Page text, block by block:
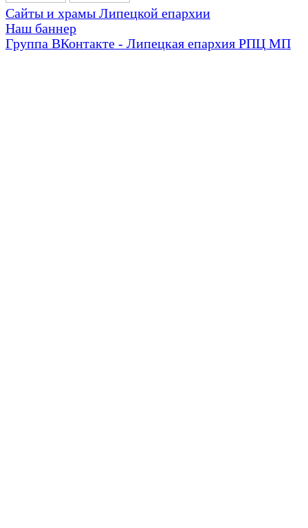
Сайты и храмы Липецкой епархии
Наш баннер
Группа ВКонтакте - Липецкая епархия РПЦ МП